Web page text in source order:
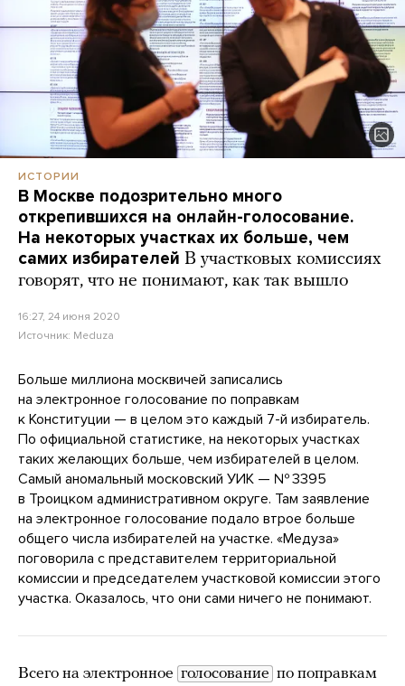
ИСТОРИИ
В Москве подозрительно много
открепившихся на онлайн-голосование.
На некоторых участках их больше, чем
самих избирателей В участковых комиссиях
говорят, что не понимают, как так вышло
16:27, 24 июня 2020
Источник: Meduza
Больше миллиона москвичей записались
на электронное голосование по поправкам
к Конституции — в целом это каждый 7-й избиратель.
По официальной статистике, на некоторых участках
таких желающих больше, чем избирателей в целом.
Самый аномальный московский УИК — № 3395
в Троицком административном округе. Там заявление
на электронное голосование подало втрое больше
общего числа избирателей на участке. «Медуза»
поговорила с представителем территориальной
комиссии и председателем участковой комиссии этого
участка. Оказалось, что они сами ничего не понимают.
Всего на электронное голосование по поправкам